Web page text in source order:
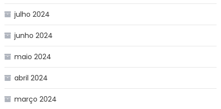
julho 2024
junho 2024
maio 2024
abril 2024
março 2024